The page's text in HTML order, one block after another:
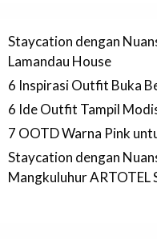
Staycation dengan
Lamandau House
6 Inspirasi Outfit Buka
6 Ide Outfit Tampil
7 OOTD Warna Pink
Staycation dengan
Mangkuluhur ARTOTEL